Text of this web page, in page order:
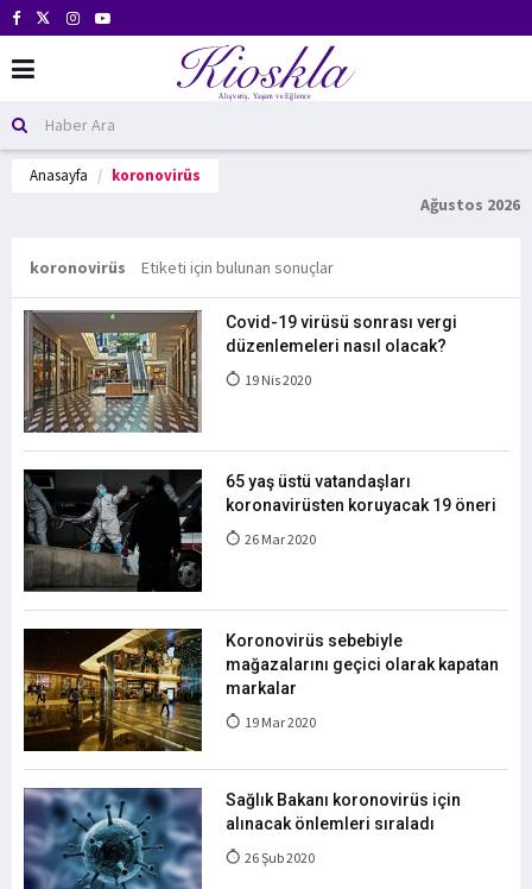
Anasayfa koronovirüs
Ağustos 2026
koronovirüs Etiketi için bulunan sonuçlar
Covid-19 virüsü sonrası vergi
düzenlemeleri nasıl olacak?
19 Nis 2020
65 yaş üstü vatandaşları
koronavirüsten koruyacak 19 öneri
26 Mar 2020
Koronovirüs sebebiyle
mağazalarını geçici olarak kapatan
markalar
19 Mar 2020
Sağlık Bakanı koronovirüs için
alınacak önlemleri sıraladı
26 Şub 2020